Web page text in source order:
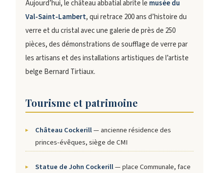
Aujourd’hui, le château abbatial abrite le musée du
Val-Saint-Lambert, qui retrace 200 ans d’histoire du
verre et du cristal avec une galerie de près de 250
pièces, des démonstrations de soufflage de verre par
les artisans et des installations artistiques de l’artiste
belge Bernard Tirtiaux.
Tourisme et patrimoine
Château Cockerill— ancienne résidence des
princes-évêques, siège de CMI
Statue de John Cockerill— place Communale, face